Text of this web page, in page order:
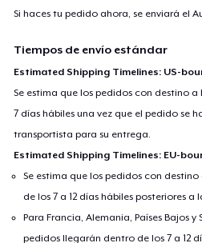
Si haces tu pedido ahora, se enviará el
Tiempos de envío estándar
Estimated Shipping Timelines: US-
Se estima que los pedidos con destino a
7 días hábiles una vez que el pedido se
transportista para su entrega.
Estimated Shipping Timelines: EU-
Se estima que los pedidos con
de los 7 a 12 días hábiles posteriores a
Para Francia, Alemania, Países Bajos y
pedidos llegarán dentro de los 7 a 12